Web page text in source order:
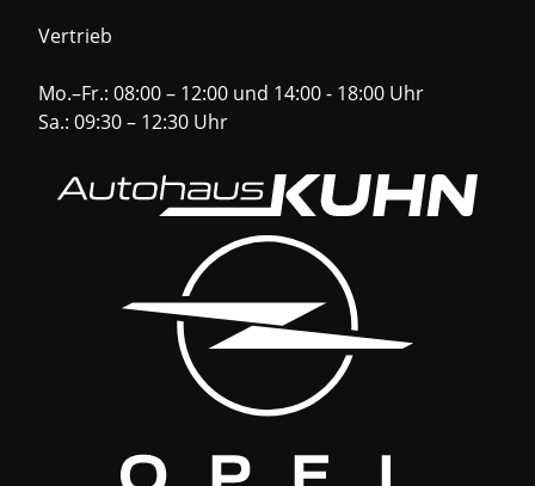
Vertrieb
Mo.–Fr.: 08:00 – 12:00 und 14:00 - 18:00 Uhr
Sa.: 09:30 – 12:30 Uhr